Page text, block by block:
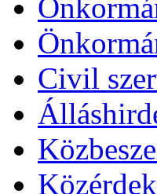
Civil